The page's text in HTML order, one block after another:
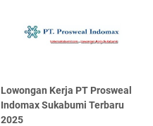
Lowongan Kerja PT Prosweal
Indomax Sukabumi Terbaru
2025